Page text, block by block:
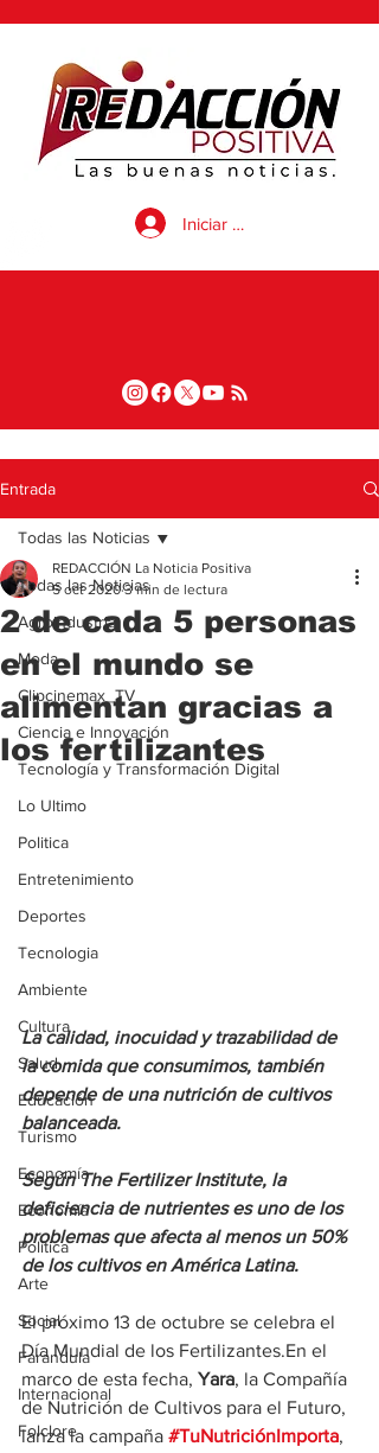
Iniciar sesión
Entrada
Todas las Noticias
Agroindustria
Moda
Clipcinemax_TV
Ciencia e Innovación
Tecnología y Transformación Digital
Lo Ultimo
Politica
Entretenimiento
Deportes
Tecnologia
Ambiente
Cultura
Salud
Educación
Turismo
Economía
Economía
Política
Arte
Social
Farandula
Internacional
Folclore
Todas las Noticias
2 de cada 5 personas
en el mundo se
alimentan gracias a
los fertilizantes
REDACCIÓN La Noticia Positiva
5 oct 2020 3 min de lectura
La calidad, inocuidad y trazabilidad de
la comida que consumimos, también
depende de una nutrición de cultivos
balanceada.
Según The Fertilizer Institute, la
deficiencia de nutrientes es uno de los
problemas que afecta al menos un 50%
de los cultivos en América Latina.
El próximo 13 de octubre se celebra el
Día Mundial de los Fertilizantes.En el
marco de esta fecha, Yara, la Compañía
de Nutrición de Cultivos para el Futuro,
lanza la campaña #TuNutriciónImporta,